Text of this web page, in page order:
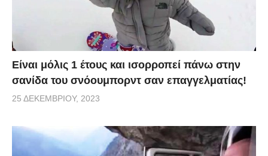
Είναι μόλις 1 έτους και ισορροπεί πάνω στην
σανίδα του σνόουμπορντ σαν επαγγελματίας!
25 ΔΕΚΕΜΒΡΊΟΥ, 2023